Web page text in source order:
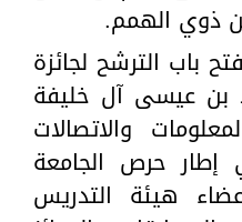
ذوي الهمم.
باب الترشح لجائزة
بن عيسى آل خليفة
والاتصالات
2026 في إطار حرص الجامعة
هيئة التدريس